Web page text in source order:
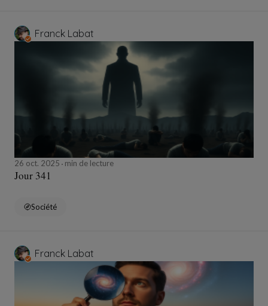
Franck Labat
26 oct. 2025 min de lecture
Jour 341
Société
Franck Labat